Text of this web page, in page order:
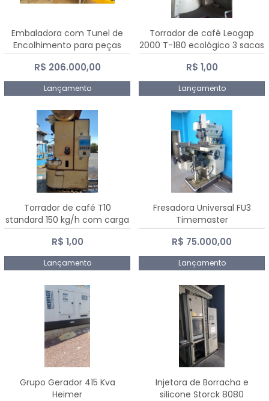
Embaladora com Tunel de
Encolhimento para peças
grandes portas janelas -
Dalmak
R$ 206.000,00
Lançamento
Torrador de café Leogap
2000 T-180 ecológico 3 sacas
de carga 540 kg/h
R$ 1,00
Lançamento
Torrador de café T10
standard 150 kg/h com carga
de 10 kg
R$ 1,00
Lançamento
Fresadora Universal FU3
Timemaster
R$ 75.000,00
Lançamento
Grupo Gerador 415 Kva
Heimer
Injetora de Borracha e
silicone Storck 8080